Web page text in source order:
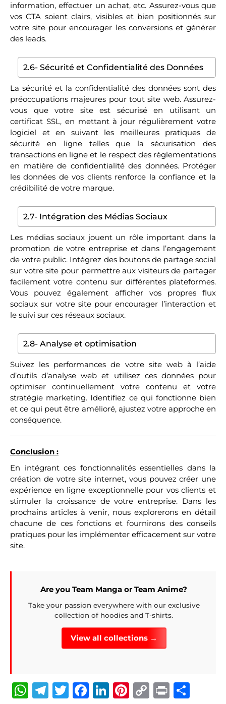
information, effectuer un achat, etc. Assurez-vous que
vos CTA soient clairs, visibles et bien positionnés sur
votre site pour encourager les conversions et générer
des leads.
2.6- Sécurité et Confidentialité des Données
La sécurité et la confidentialité des données sont des
préoccupations majeures pour tout site web. Assurez-
vous que votre site est sécurisé en utilisant un
certificat SSL, en mettant à jour régulièrement votre
logiciel et en suivant les meilleures pratiques de
sécurité en ligne telles que la sécurisation des
transactions en ligne et le respect des réglementations
en matière de confidentialité des données. Protéger
les données de vos clients renforce la confiance et la
crédibilité de votre marque.
2.7- Intégration des Médias Sociaux
Les médias sociaux jouent un rôle important dans la
promotion de votre entreprise et dans l’engagement
de votre public. Intégrez des boutons de partage social
sur votre site pour permettre aux visiteurs de partager
facilement votre contenu sur différentes plateformes.
Vous pouvez également afficher vos propres flux
sociaux sur votre site pour encourager l’interaction et
le suivi sur ces réseaux sociaux.
2.8- Analyse et optimisation
Suivez les performances de votre site web à l’aide
d’outils d’analyse web et utilisez ces données pour
optimiser continuellement votre contenu et votre
stratégie marketing. Identifiez ce qui fonctionne bien
et ce qui peut être amélioré, ajustez votre approche en
conséquence.
Conclusion :
En intégrant ces fonctionnalités essentielles dans la
création de votre site internet, vous pouvez créer une
expérience en ligne exceptionnelle pour vos clients et
stimuler la croissance de votre entreprise. Dans les
prochains articles à venir, nous explorerons en détail
chacune de ces fonctions et fournirons des conseils
pratiques pour les implémenter efficacement sur votre
site.
Are you Team Manga or Team Anime?
Take your passion everywhere with our exclusive
collection of hoodies and T-shirts.
View all collections →
W T
T
F
Li Pi C
P